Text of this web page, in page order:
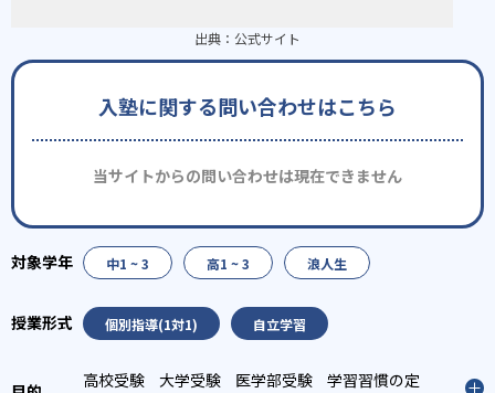
出典： 公式サイト
入塾に関する問い合わせはこちら
当サイトからの問い合わせは現在できません
中1 ~ 3 高1 ~ 3 浪人生
個別指導(1対1) 自立学習
高校受験 大学受験 医学部受験
学習習慣の定